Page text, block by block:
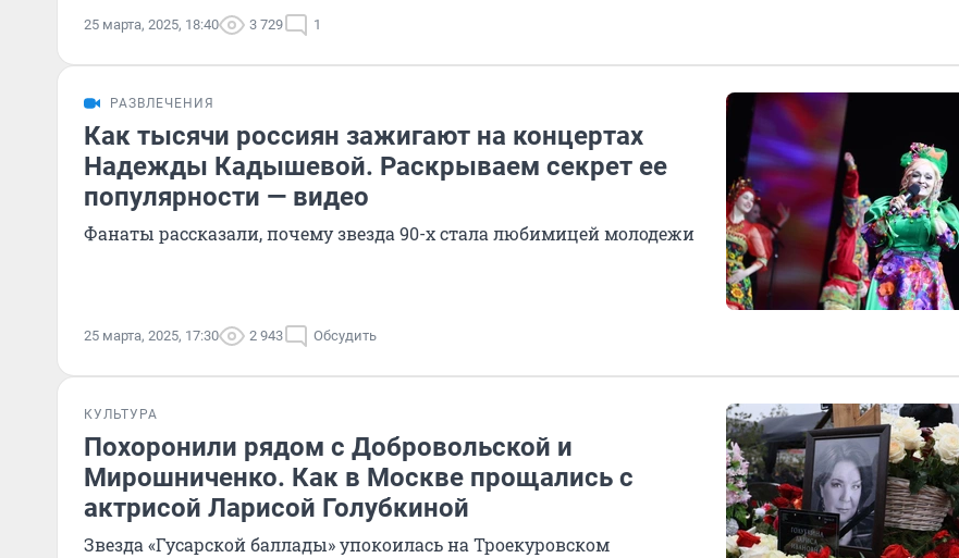
25 марта, 2025, 18:40 3 729 1
РАЗВЛЕЧЕНИЯ
Как тысячи россиян зажигают на концертах
Надежды Кадышевой. Раскрываем секрет ее
популярности — видео
Фанаты рассказали, почему звезда 90-х стала любимицей молодежи
25 марта, 2025, 17:30 2 943 Обсудить
КУЛЬТУРА
Похоронили рядом с Добровольской и
Мирошниченко. Как в Москве прощались с
актрисой Ларисой Голубкиной
Звезда «Гусарской баллады» упокоилась на Троекуровском